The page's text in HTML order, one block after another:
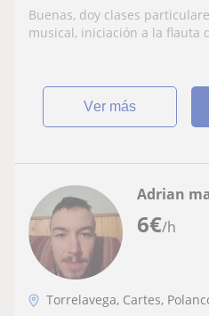
Buenas, doy clases
musical, iniciación a la flauta
ver más
6€/h
Adrian
Torrelavega, Cartes,